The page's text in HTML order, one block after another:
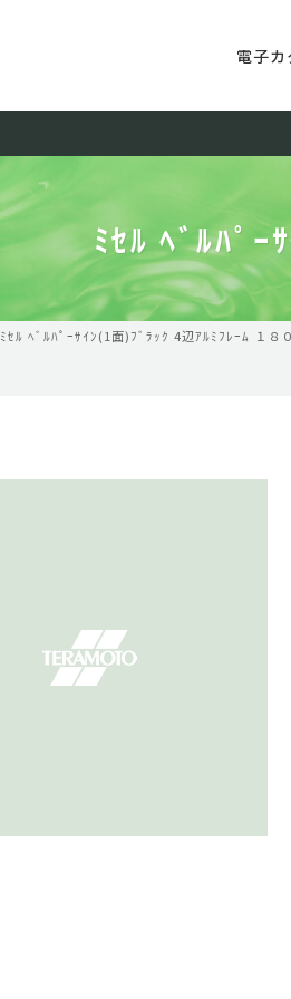
電子
ﾐｾﾙ ﾍﾞﾙﾊﾟ
ﾐｾﾙ ﾍﾞﾙﾊﾟｰｻｲﾝ(1面)ﾌﾞﾗｯｸ 4辺ｱﾙﾐﾌﾚｰﾑ １８